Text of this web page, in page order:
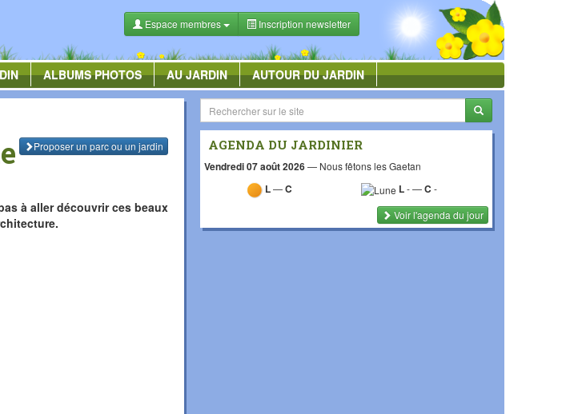
Espace membres Inscription newsletter
ALBUMSPHOTOS AU JARDIN AUTOUR DU JARDIN
Proposerun parc ou un jardin
à aller découvrir ces beaux
AGENDA DU JARDINIER
Vendredi 07 août 2026— Nous fêtons les Gaetan
L—C L-—C-
Voir l'agenda du jour